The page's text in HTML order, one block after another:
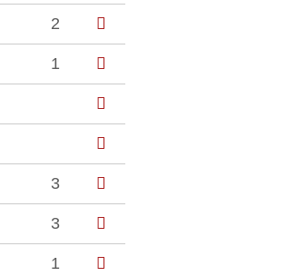
2
1
3
3
1